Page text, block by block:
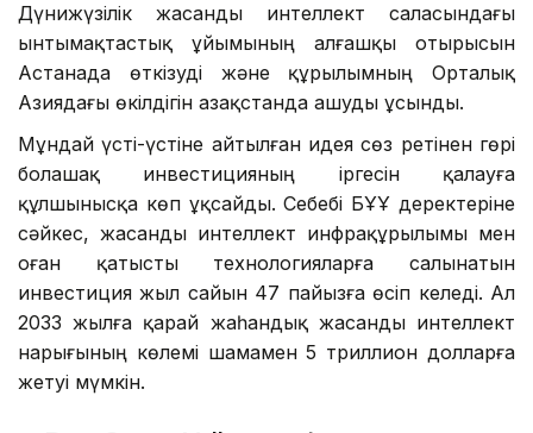
Дүнижүзілік жасанды интеллект саласындағы
ынтымақтастық ұйымының алғашқы отырысын
Астанада өткізуді және құрылымның Орталық
Азиядағы өкілдігін Қазақстанда ашуды ұсынды.
Мұндай үсті-үстіне айтылған идея сөз ретінен гөрі
болашақ инвестицияның іргесін қалауға
құлшынысқа көп ұқсайды. Себебі БҰҰ деректеріне
сәйкес, жасанды интеллект инфрақұрылымы мен
оған қатысты технологияларға салынатын
инвестиция жыл сайын 47 пайызға өсіп келеді. Ал
2033 жылға қарай жаһандық жасанды интеллект
нарығының көлемі шамамен 5 триллион долларға
жетуі мүмкін.